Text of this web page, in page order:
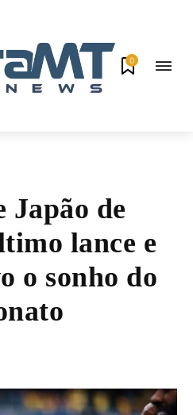
0
Japão de
lance e
o sonho do